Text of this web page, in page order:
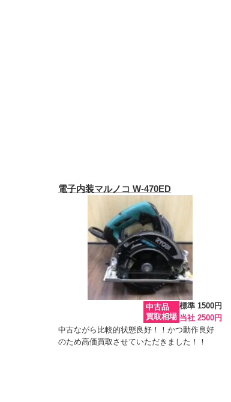
電子内装マルノコ W-470ED
中古品
買取相場
標準 1500円
当社 2500円
中古ながら比較的状態良好！！かつ動作良好
のため高価買取させていただきました！！